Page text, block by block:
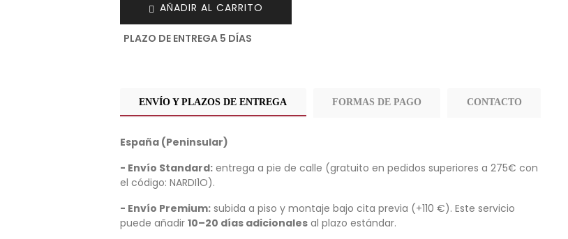
AÑADIR AL CARRITO
PLAZO DE ENTREGA 5 DÍAS
ENVÍO Y PLAZOS DE ENTREGA FORMAS DE PAGO CONTACTO
España (Peninsular)
- Envío Standard: entrega a pie de calle (gratuito en pedidos superiores a 275€ con
el código: NARDI1O).
- Envío Premium: subida a piso y montaje bajo cita previa (+110 €). Este servicio
puede añadir 10–20 días adicionales al plazo estándar.